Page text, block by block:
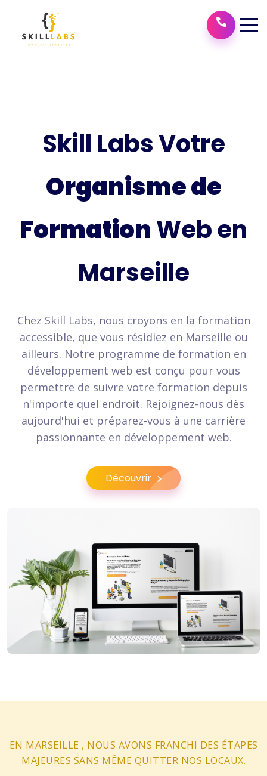
Skill Labs Votre
Organisme de
FormationWeb en
Marseille
Chez Skill Labs, nous croyons en la formation
accessible, que vous résidiez en Marseille ou
ailleurs. Notre programme de formation en
développement web est conçu pour vous
permettre de suivre votre formation depuis
n'importe quel endroit. Rejoignez-nous dès
aujourd'hui et préparez-vous à une carrière
passionnante en développement web.
Découvrir
EN MARSEILLE , NOUS AVONS FRANCHI DES ÉTAPES
MAJEURES SANS MÊME QUITTER NOS LOCAUX.